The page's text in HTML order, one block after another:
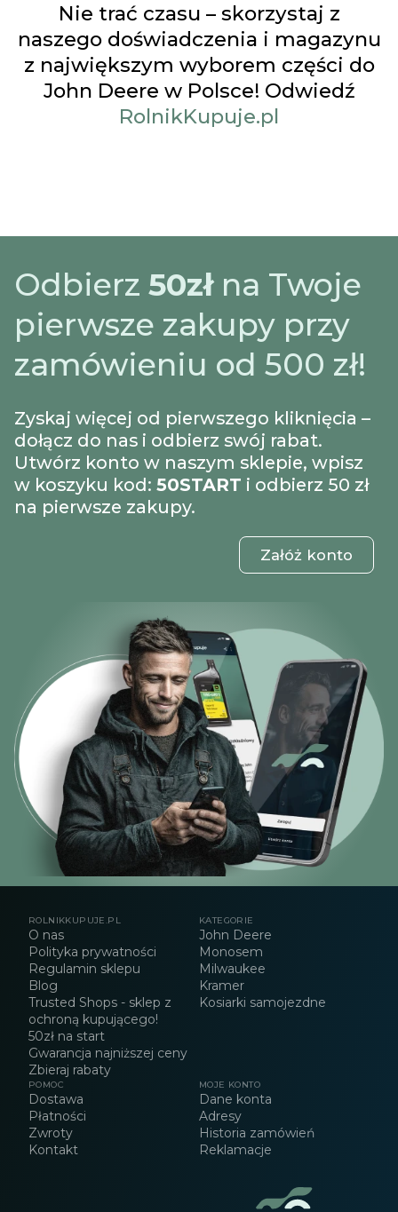
Nie trać czasu – skorzystaj z
naszego doświadczenia i magazynu
z największym wyborem części do
John Deere w Polsce! Odwiedź
RolnikKupuje.pl
Odbierz 50złna Twoje
pierwsze zakupy przy
zamówieniu od 500 zł!
Zyskaj więcej od pierwszego kliknięcia –
dołącz do nas i odbierz swój rabat.
Utwórz konto w naszym sklepie, wpisz
w koszyku kod: 50START i odbierz 50 zł
na pierwsze zakupy.
Załóż konto
ROLNIKKUPUJE.PL
O nas
Polityka prywatności
Regulamin sklepu
Blog
Trusted Shops - sklep z
ochroną kupującego!
50zł na start
Gwarancja najniższej ceny
Zbieraj rabaty
KATEGORIE
John Deere
Monosem
Milwaukee
Kramer
Kosiarki samojezdne
POMOC
Dostawa
Płatności
Zwroty
Kontakt
MOJE KONTO
Dane konta
Adresy
Historia zamówień
Reklamacje